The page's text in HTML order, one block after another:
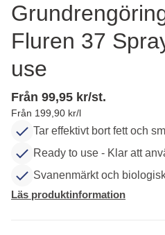
Fluren 37
use
Från 99,95 kr/st.
Från 199,90 kr/l
Tar effektivt bort fett och
Ready to use - Klar att
Svanenmärkt och
Läs produktinformation